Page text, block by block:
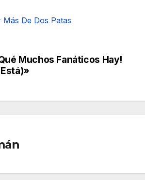
De Dos Patas
Muchos Fanáticos Hay!